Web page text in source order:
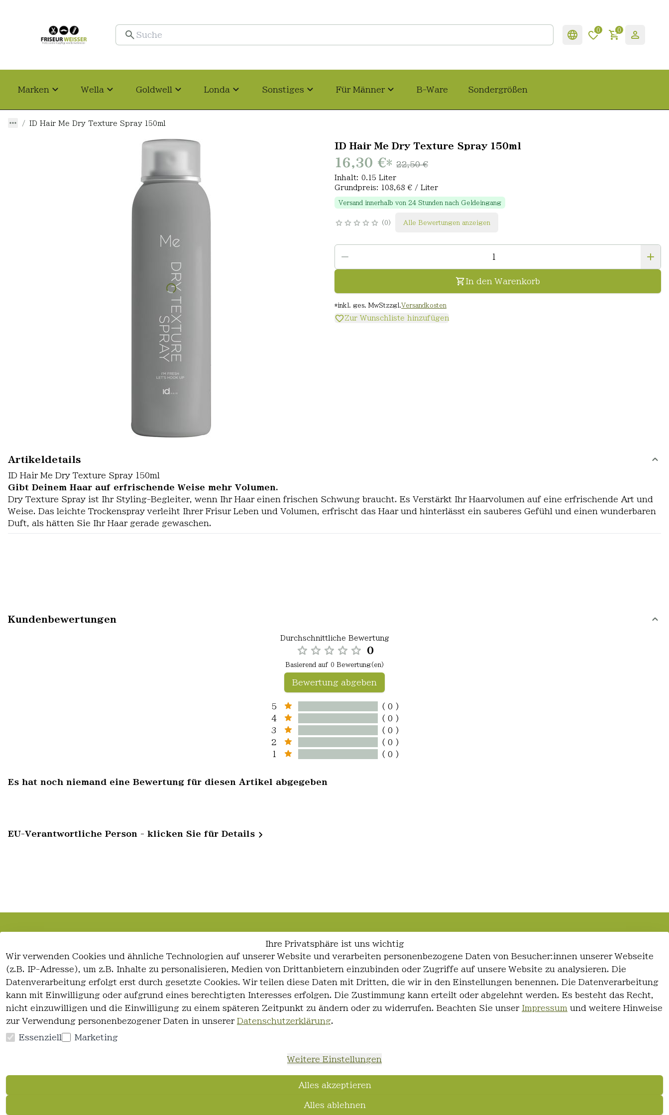
0 0
Marken Wella Goldwell Londa Sonstiges Für Männer B-Ware Sondergrößen
ID Hair Me Dry Texture Spray 150ml
ID Hair Me Dry Texture Spray 150ml
16,30 €* 22,50 €
Inhalt: 0.15 Liter
Grundpreis: 108,68 € / Liter
Versand innerhalb von 24 Stunden nach Geldeingang
0 Alle Bewertungen anzeigen
In den Warenkorb
*inkl. ges. MwStzzgl. Versandkosten
Zur Wunschliste hinzufügen
Artikeldetails
ID Hair Me Dry Texture Spray 150ml
Gibt Deinem Haar auf erfrischende Weise mehr Volumen.
Dry Texture Spray ist Ihr Styling-Begleiter, wenn Ihr Haar einen frischen Schwung braucht. Es Verstärkt Ihr Haarvolumen auf eine erfrischende Art und
Weise. Das leichte Trockenspray verleiht Ihrer Frisur Leben und Volumen, erfrischt das Haar und hinterlässt ein sauberes Gefühl und einen wunderbaren
Duft, als hätten Sie Ihr Haar gerade gewaschen.
Kundenbewertungen
Durchschnittliche Bewertung
0
Basierend auf 0 Bewertung(en)
Bewertung abgeben
5
( 0 )
4
( 0 )
3
( 0 )
2
( 0 )
1
( 0 )
Es hat noch niemand eine Bewertung für diesen Artikel abgegeben
EU-Verantwortliche Person - klicken Sie für Details
Ihre Privatsphäre ist uns wichtig
Wir verwenden Cookies und ähnliche Technologien auf unserer Website und verarbeiten personenbezogene Daten von Besucher:innen unserer Webseite
(z.B. IP-Adresse), um z.B. Inhalte zu personalisieren, Medien von Drittanbietern einzubinden oder Zugriffe auf unsere Website zu analysieren. Die
Datenverarbeitung erfolgt erst durch gesetzte Cookies. Wir teilen diese Daten mit Dritten, die wir in den Einstellungen benennen. Die Datenverarbeitung
kann mit Einwilligung oder aufgrund eines berechtigten Interesses erfolgen. Die Zustimmung kann erteilt oder abgelehnt werden. Es besteht das Recht,
nicht einzuwilligen und die Einwilligung zu einem späteren Zeitpunkt zu ändern oder zu widerrufen. Beachten Sie unser Impressum und weitere Hinweise
zur Verwendung personenbezogener Daten in unserer Datenschutzerklärung.
Essenziell Marketing
Weitere Einstellungen
Alles akzeptieren
Alles ablehnen
AGB
Impressum
Datenschutzerklärung
Widerrufsrecht
Kontakt
Registrieren